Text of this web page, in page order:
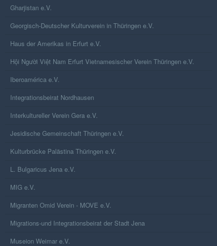
Gharjistan e.V.
Georgisch-Deutscher Kulturverein in Thüringen e.V.
Haus der Amerikas in Erfurt e.V.
Hội Người Việt Nam Erfurt Vietnamesischer Verein Thüringen e.V.
Iberoamérica e.V.
Integrationsbeirat Nordhausen
Interkultureller Verein Gera e.V.
Jesidische Gemeinschaft Thüringen e.V.
Kulturbrücke Palästina Thüringen e.V.
L. Bulgaricus Jena e.V.
MIG e.V.
Migranten Omid Verein - MOVE e.V.
Migrations-und Integrationsbeirat der Stadt Jena
Museion Weimar e.V.